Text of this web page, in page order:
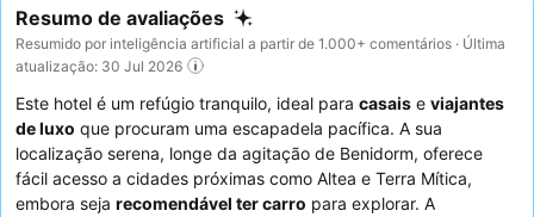
Resumo de avaliações
Resumido por inteligência artificial a partir de 1.000+ comentários · Última
atualização: 30 Jul 2026
Este hotel é um refúgio tranquilo, ideal para casais e viajantes
de luxo que procuram uma escapadela pacífica. A sua
localização serena, longe da agitação de Benidorm, oferece
fácil acesso a cidades próximas como Altea e Terra Mítica,
embora seja recomendável ter carro para explorar. A